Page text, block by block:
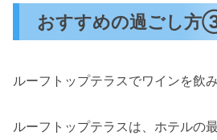
おすすめの過ごし
ルーフトップテラスでワインを飲
ルーフトップテラスは、ホテルの